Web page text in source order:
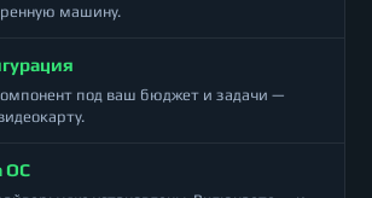
машину.
под ваш бюджет и задачи —
ОС